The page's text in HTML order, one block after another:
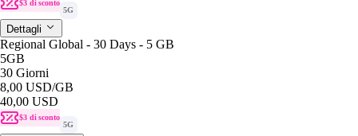
$3 di sconto
5G
Dettagli
Regional Global - 30 Days - 5 GB
5GB
30 Giorni
8,00 USD/GB
40,00 USD
$3 di sconto
5G